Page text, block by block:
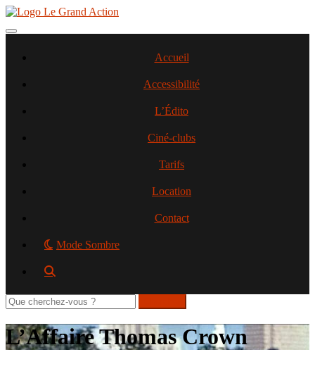
Aller
contenu
Toggle navigation
Accueil
Accessibilité
L’Édito
Ciné-clubs
Tarifs
Location
Contact
Mode Sombre
Rechercher
sur
le
site
L’Affaire Thomas Crown